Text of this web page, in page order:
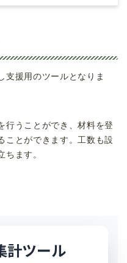
支援用のツールとなりま
行うことができ、材料を登
ことができます。工数も設
ちます。
計ツール